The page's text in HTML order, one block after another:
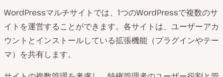
WordPressマルチサイトでは、1つのWordPressで複数のサ
イトを運営することができます。各サイトは、ユーザーアカ
ウントとインストールしている拡張機能（プラグインやテー
マ）を共有します。